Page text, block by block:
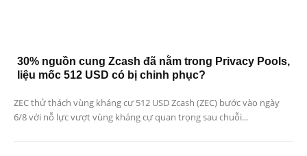
30% nguồn cung Zcash đã nằm trong Privacy Pools,
liệu mốc 512 USD có bị chinh phục?
ZEC thử thách vùng kháng cự 512 USD Zcash (ZEC) bước vào ngày
6/8 với nỗ lực vượt vùng kháng cự quan trọng sau chuỗi...